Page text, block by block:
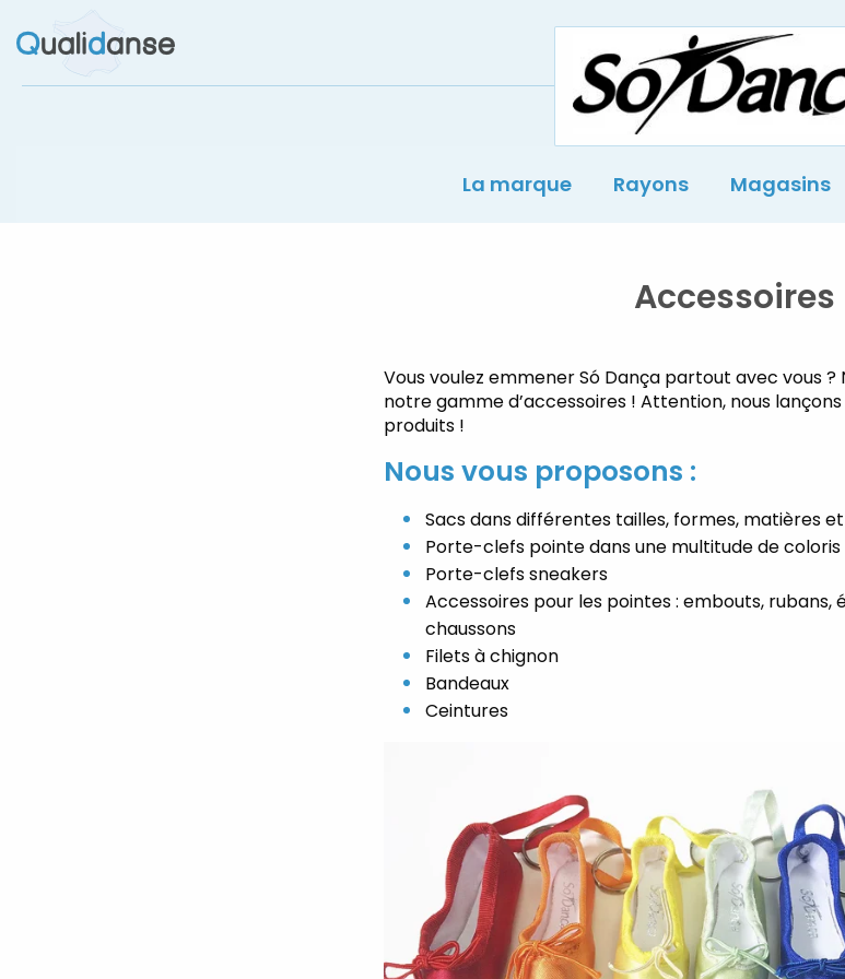
La marque Rayons Magasins
Accessoires
Vous voulez emmenerSó Dança partout avec vous ?
notre gamme d’accessoires ! Attention, nous
produits !
Nous vous proposons :
Sacs dans différentes tailles, formes, matières
Porte-clefs pointe dans une multitude de coloris
Porte-clefs sneakers
Accessoires pour les pointes : embouts, rubans,
chaussons
Filets à chignon
Bandeaux
Ceintures